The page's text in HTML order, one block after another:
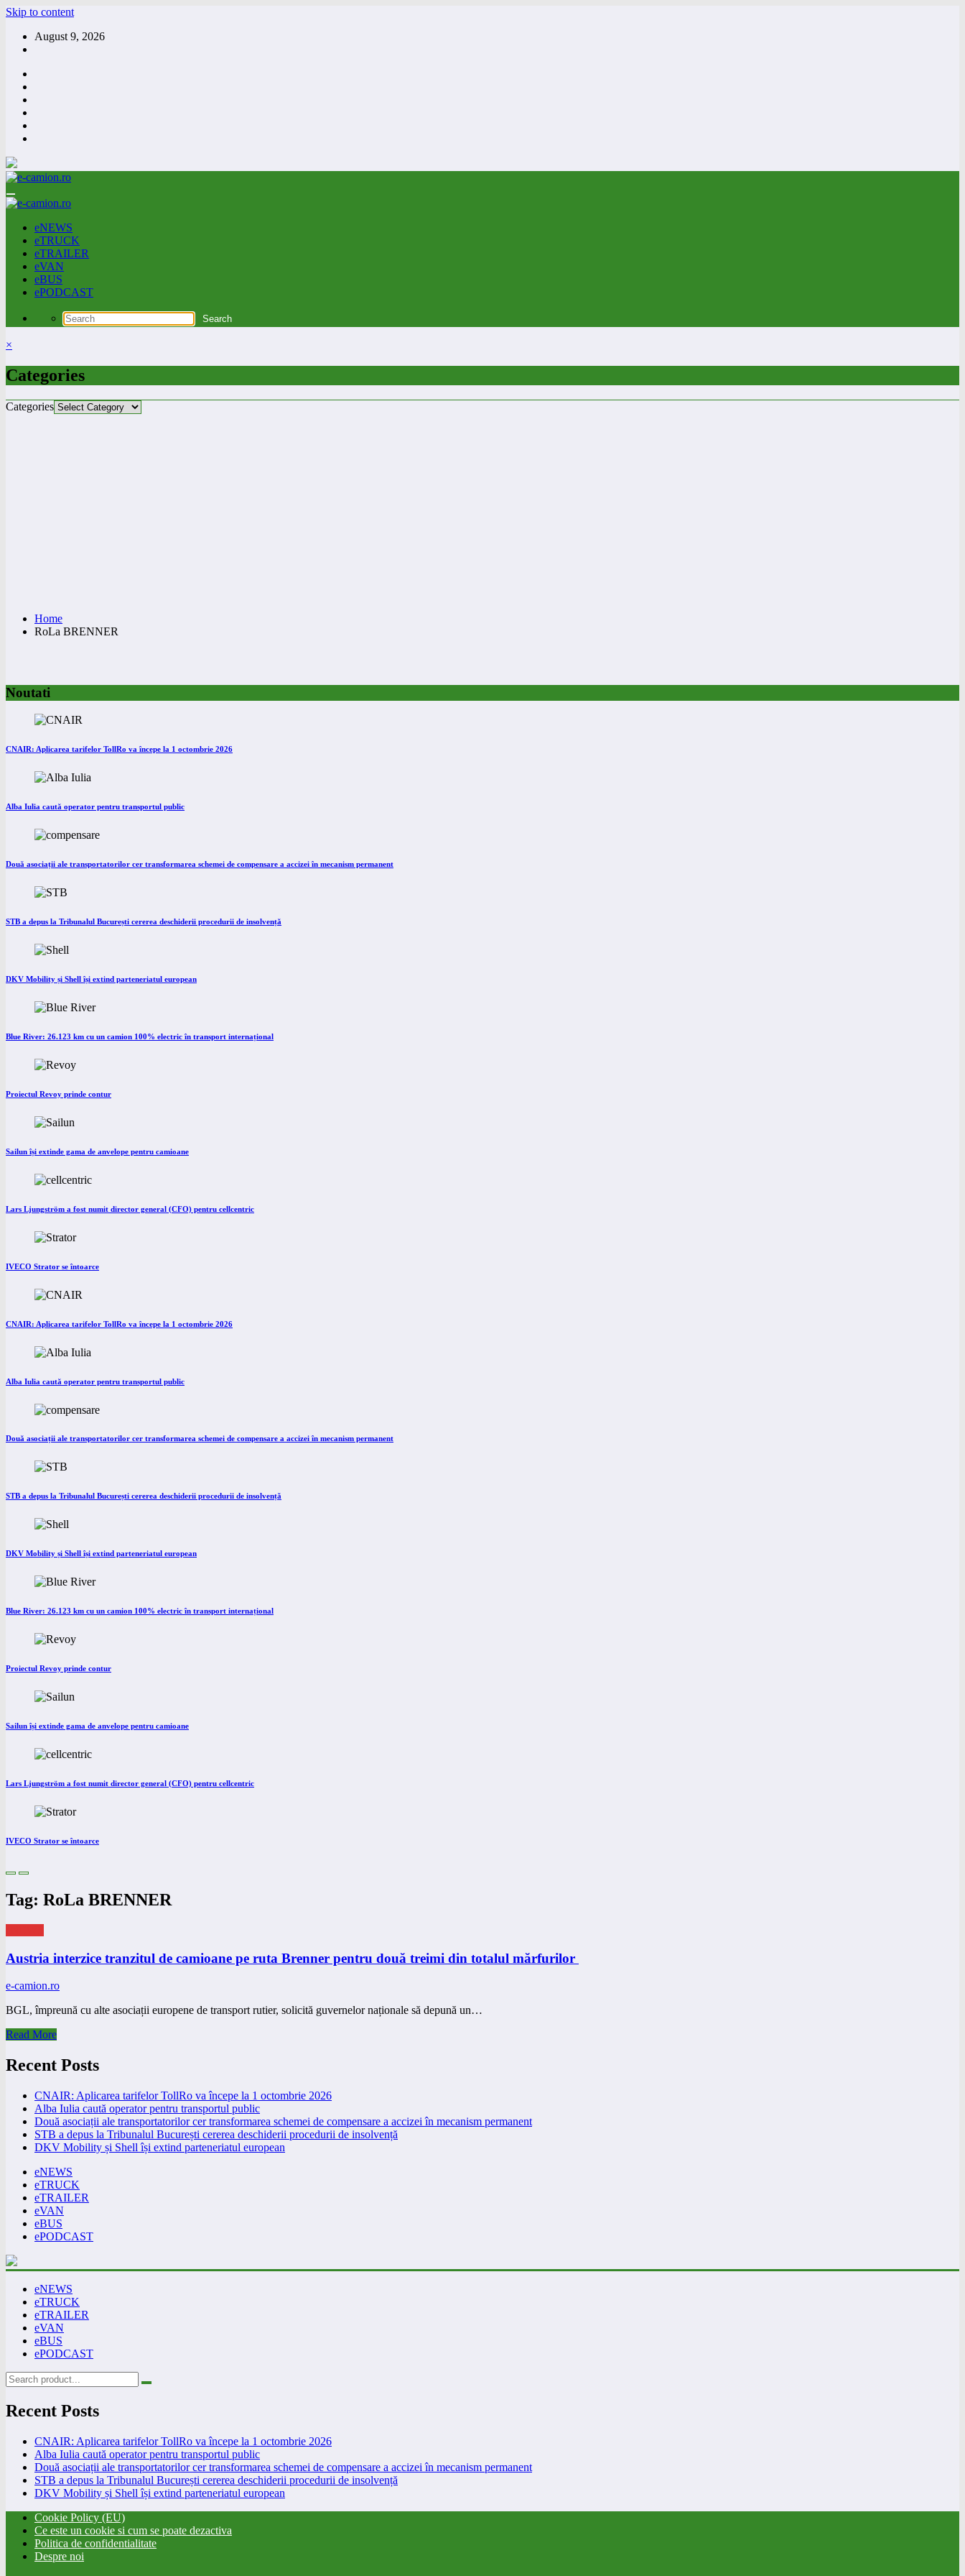
Skip to content
August 9, 2026
eNEWS
eTRUCK
eTRAILER
eVAN
eBUS
ePODCAST
×
Categories
Categories
Home
RoLa BRENNER
Noutati
CNAIR: Aplicarea tarifelor TollRo va începe la 1 octombrie 2026
Alba Iulia caută operator pentru transportul public
Două asociații ale transportatorilor cer transformarea schemei de compensare a accizei în mecanism permanent
STB a depus la Tribunalul București cererea deschiderii procedurii de insolvență
DKV Mobility și Shell își extind parteneriatul european
Blue River: 26.123 km cu un camion 100% electric în transport internațional
Proiectul Revoy prinde contur
Sailun își extinde gama de anvelope pentru camioane
Lars Ljungström a fost numit director general (CFO) pentru cellcentric
IVECO Strator se întoarce
CNAIR: Aplicarea tarifelor TollRo va începe la 1 octombrie 2026
Alba Iulia caută operator pentru transportul public
Două asociații ale transportatorilor cer transformarea schemei de compensare a accizei în mecanism permanent
STB a depus la Tribunalul București cererea deschiderii procedurii de insolvență
DKV Mobility și Shell își extind parteneriatul european
Blue River: 26.123 km cu un camion 100% electric în transport internațional
Proiectul Revoy prinde contur
Sailun își extinde gama de anvelope pentru camioane
Lars Ljungström a fost numit director general (CFO) pentru cellcentric
IVECO Strator se întoarce
Tag: RoLa BRENNER
Austria interzice tranzitul de camioane pe ruta Brenner pentru două treimi din totalul mărfurilor
e-camion.ro
BGL, împreună cu alte asociații europene de transport rutier, solicită guvernelor naționale să depună un…
Read More
Recent Posts
CNAIR: Aplicarea tarifelor TollRo va începe la 1 octombrie 2026
Alba Iulia caută operator pentru transportul public
Două asociații ale transportatorilor cer transformarea schemei de compensare a accizei în mecanism permanent
STB a depus la Tribunalul București cererea deschiderii procedurii de insolvență
DKV Mobility și Shell își extind parteneriatul european
eNEWS
eTRUCK
eTRAILER
eVAN
eBUS
ePODCAST
eNEWS
eTRUCK
eTRAILER
eVAN
eBUS
ePODCAST
Recent Posts
CNAIR: Aplicarea tarifelor TollRo va începe la 1 octombrie 2026
Alba Iulia caută operator pentru transportul public
Două asociații ale transportatorilor cer transformarea schemei de compensare a accizei în mecanism permanent
STB a depus la Tribunalul București cererea deschiderii procedurii de insolvență
DKV Mobility și Shell își extind parteneriatul european
Cookie Policy (EU)
Ce este un cookie si cum se poate dezactiva
Politica de confidentialitate
Despre noi